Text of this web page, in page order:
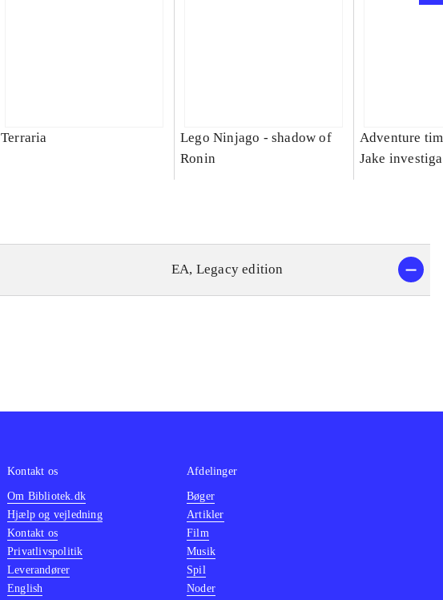
Terraria
Lego Ninjago - shadow of
Ronin
Adventure
Jake
EA, Legacy edition
Kontakt os
Om Bibliotek.dk
Hjælp og vejledning
Kontakt os
Privatlivspolitik
Leverandører
English
Afdelinger
Bøger
Artikler
Film
Musik
Spil
Noder